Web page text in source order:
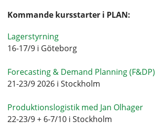
Kommande kursstarter i PLAN:
Lagerstyrning
16-17/9 i Göteborg
Forecasting & Demand Planning (F&DP)
21-23/9 2026 i Stockholm
Produktionslogistik med Jan Olhager
22-23/9 + 6-7/10 i Stockholm